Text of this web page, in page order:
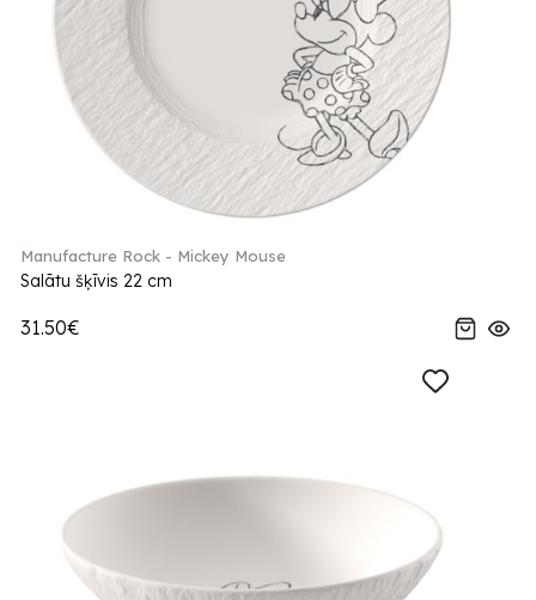
Manufacture Rock - Mickey Mouse
Salātu šķīvis 22 cm
31.50€